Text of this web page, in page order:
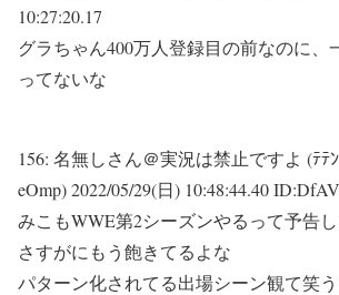
10:27:20.17
グラちゃん400万人登録目の前なのに、
ってないな
156: 名無しさん＠実況は禁止ですよ (ﾃﾃ
eOmp)2022/05/29(日) 10:48:44.40
みこもWWE第2シーズンやるって予告
さすがにもう飽きてるよな
パターン化されてる出場シーン観て笑